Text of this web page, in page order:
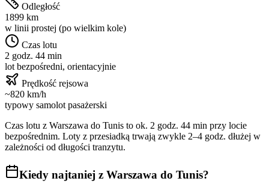
Odległość
1899 km
w linii prostej (po wielkim kole)
Czas lotu
2 godz. 44 min
lot bezpośredni, orientacyjnie
Prędkość rejsowa
~820 km/h
typowy samolot pasażerski
Czas lotu z Warszawa do Tunis to ok. 2 godz. 44 min przy locie
bezpośrednim. Loty z przesiadką trwają zwykle 2–4 godz. dłużej w
zależności od długości tranzytu.
Kiedy najtaniej z Warszawa do Tunis?